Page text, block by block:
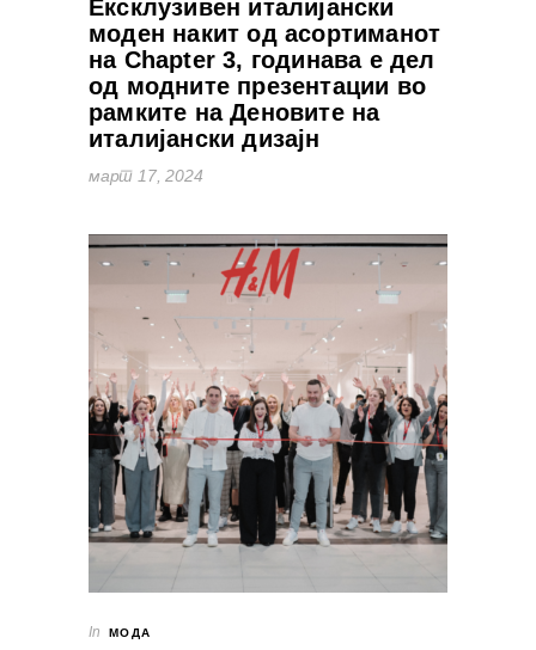
Ексклузивен италијански
моден накит од асортиманот
на Chapter 3, годинава е дел
од модните презентации во
рамките на Деновите на
италијански дизајн
март 17, 2024
In МОДА